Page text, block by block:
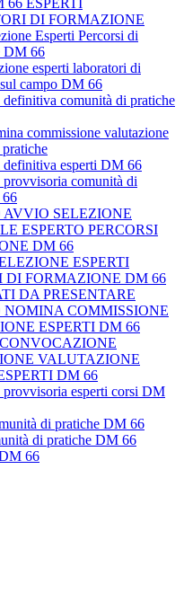
66 ESPERTI
DI FORMAZIONE
Esperti Percorsi di
DM 66
esperti laboratori di
campo DM 66
definitiva comunità di pratiche
commissione valutazione
definitiva esperti DM 66
provvisoria comunità di
66
AVVIO SELEZIONE
ESPERTO PERCORSI
DM 66
ESPERTI
DI FORMAZIONE DM 66
DA PRESENTARE
NOMINA COMMISSIONE
ESPERTI DM 66
VALUTAZIONE
DM 66
provvisoria esperti corsi DM
di pratiche DM 66
di pratiche DM 66
66